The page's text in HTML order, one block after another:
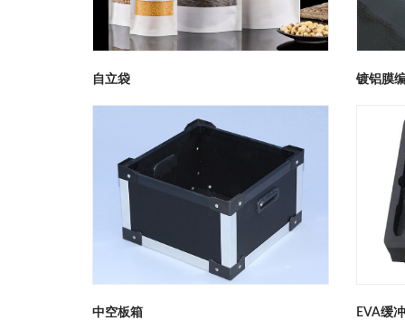
自立袋 镀铝膜
中空板箱 EVA缓